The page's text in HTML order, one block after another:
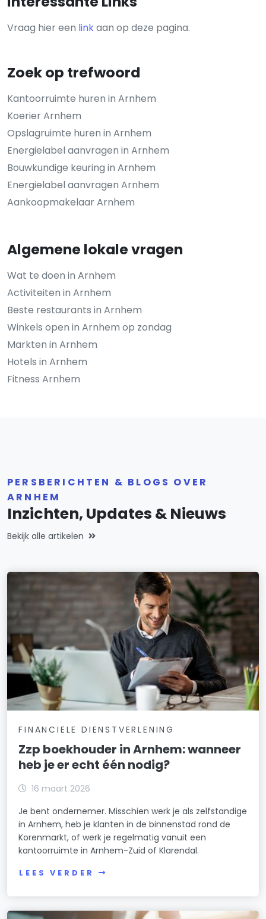
Vraag hier een linkaan op deze pagina.
Zoek op trefwoord
Kantoorruimte huren in Arnhem
Koerier Arnhem
Opslagruimte huren in Arnhem
Energielabel aanvragen in Arnhem
Bouwkundige keuring in Arnhem
Energielabel aanvragen Arnhem
Aankoopmakelaar Arnhem
Algemene lokale vragen
Wat te doen in Arnhem
Activiteiten in Arnhem
Beste restaurants in Arnhem
Winkels open in Arnhem op zondag
Markten in Arnhem
Hotels in Arnhem
Fitness Arnhem
PERSBERICHTEN & BLOGS OVER
ARNHEM
Inzichten, Updates & Nieuws
Bekijk alle artikelen
FINANCIELE DIENSTVERLENING
Zzp boekhouder in Arnhem: wanneer
heb je er echt één nodig?
16 maart 2026
Je bent ondernemer. Misschien werk je als zelfstandige
in Arnhem, heb je klanten in de binnenstad rond de
Korenmarkt, of werk je regelmatig vanuit een
kantoorruimte in Arnhem-Zuid of Klarendal.
LEES VERDER